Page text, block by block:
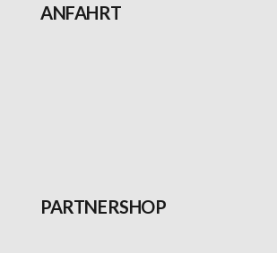
ANFAHRT
PARTNERSHOP